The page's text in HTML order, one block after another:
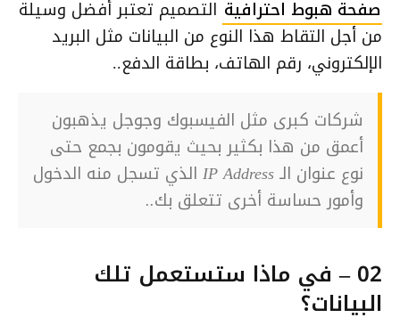
صفحة هبوط احترافية التصميم تعتبر أفضل وسيلة
من أجل التقاط هذا النوع من البيانات مثل البريد
الإلكتروني، رقم الهاتف، بطاقة الدفع..
شركات كبرى مثل الفيسبوك وجوجل يذهبون
أعمق من هذا بكثير بحيث يقومون بجمع حتى
نوع عنوان الـ IP Address الذي تسجل منه الدخول
وأمور حساسة أخرى تتعلق بك..
02 – في ماذا ستستعمل تلك
البيانات؟